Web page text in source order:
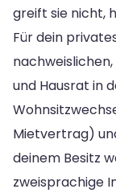
greift sie nicht,
Für dein
und Hausrat in
Mietvertrag)
deinem Besitz
zweisprachige